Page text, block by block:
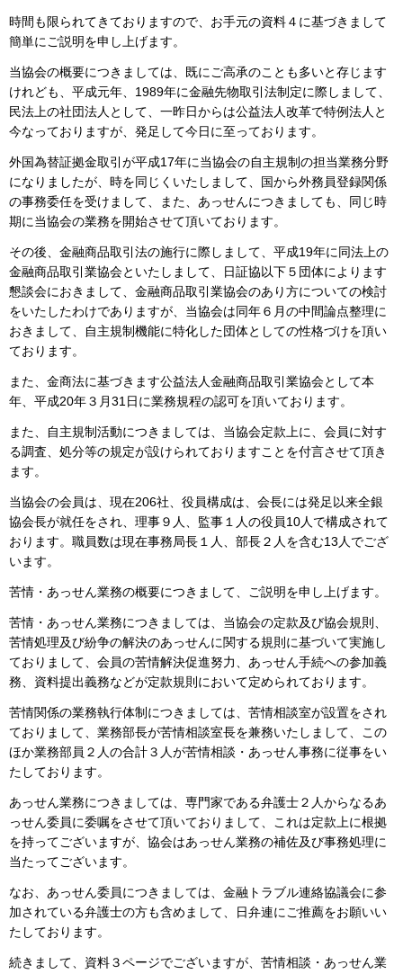
時間も限られてきておりますので、お手元の資料４に基づきまして
簡単にご説明を申し上げます。
当協会の概要につきましては、既にご高承のことも多いと存じます
けれども、平成元年、1989年に金融先物取引法制定に際しまして、
民法上の社団法人として、一昨日からは公益法人改革で特例法人と
今なっておりますが、発足して今日に至っております。
外国為替証拠金取引が平成17年に当協会の自主規制の担当業務分野
になりましたが、時を同じくいたしまして、国から外務員登録関係
の事務委任を受けまして、また、あっせんにつきましても、同じ時
期に当協会の業務を開始させて頂いております。
その後、金融商品取引法の施行に際しまして、平成19年に同法上の
金融商品取引業協会といたしまして、日証協以下５団体によります
懇談会におきまして、金融商品取引業協会のあり方についての検討
をいたしたわけでありますが、当協会は同年６月の中間論点整理に
おきまして、自主規制機能に特化した団体としての性格づけを頂い
ております。
また、金商法に基づきます公益法人金融商品取引業協会として本
年、平成20年３月31日に業務規程の認可を頂いております。
また、自主規制活動につきましては、当協会定款上に、会員に対す
る調査、処分等の規定が設けられておりますことを付言させて頂き
ます。
当協会の会員は、現在206社、役員構成は、会長には発足以来全銀
協会長が就任をされ、理事９人、監事１人の役員10人で構成されて
おります。職員数は現在事務局長１人、部長２人を含む13人でござ
います。
苦情・あっせん業務の概要につきまして、ご説明を申し上げます。
苦情・あっせん業務につきましては、当協会の定款及び協会規則、
苦情処理及び紛争の解決のあっせんに関する規則に基づいて実施し
ておりまして、会員の苦情解決促進努力、あっせん手続への参加義
務、資料提出義務などが定款規則において定められております。
苦情関係の業務執行体制につきましては、苦情相談室が設置をされ
ておりまして、業務部長が苦情相談室長を兼務いたしまして、この
ほか業務部員２人の合計３人が苦情相談・あっせん事務に従事をい
たしております。
あっせん業務につきましては、専門家である弁護士２人からなるあ
っせん委員に委嘱をさせて頂いておりまして、これは定款上に根拠
を持ってございますが、協会はあっせん業務の補佐及び事務処理に
当たってございます。
なお、あっせん委員につきましては、金融トラブル連絡協議会に参
加されている弁護士の方も含めまして、日弁連にご推薦をお願いい
たしております。
続きまして、資料３ページでございますが、苦情相談・あっせん業